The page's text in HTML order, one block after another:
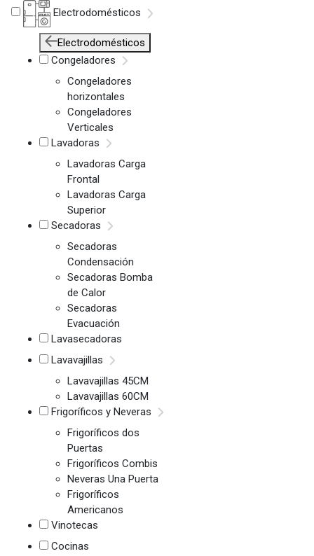
Electrodomésticos
Electrodomésticos
Congeladores
Congeladores
horizontales
Congeladores
Verticales
Lavadoras
Lavadoras Carga
Frontal
Lavadoras Carga
Superior
Secadoras
Secadoras
Condensación
Secadoras Bomba
de Calor
Secadoras
Evacuación
Lavasecadoras
Lavavajillas
Lavavajillas 45CM
Lavavajillas 60CM
Frigoríficos y Neveras
Frigoríficos dos
Puertas
Frigoríficos Combis
Neveras Una Puerta
Frigoríficos
Americanos
Vinotecas
Cocinas